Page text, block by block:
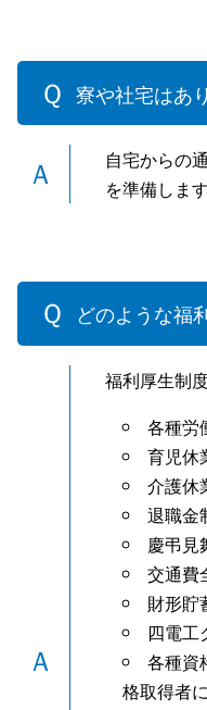
寮や社宅はあ
自宅からの
を準備します
どのような福
福利厚生制
各種労
育児休
介護休
退職金
慶弔見
交通費
財形貯
四電工
各種資
格取得者